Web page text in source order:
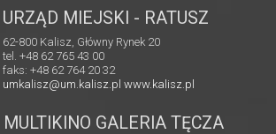
URZĄD MIEJSKI - RATUSZ
62-800 Kalisz, Główny Rynek 20
tel. +48 62 765 43 00
faks: +48 62 764 20 32
umkalisz@um.kalisz.plwww.kalisz.pl
MULTIKINO GALERIA TĘCZA